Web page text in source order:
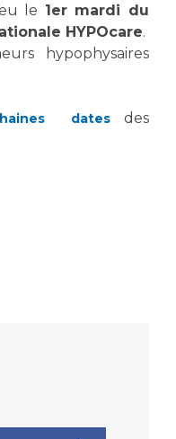
le 1er mardi du
HYPOcare.
hypophysaires
dates des